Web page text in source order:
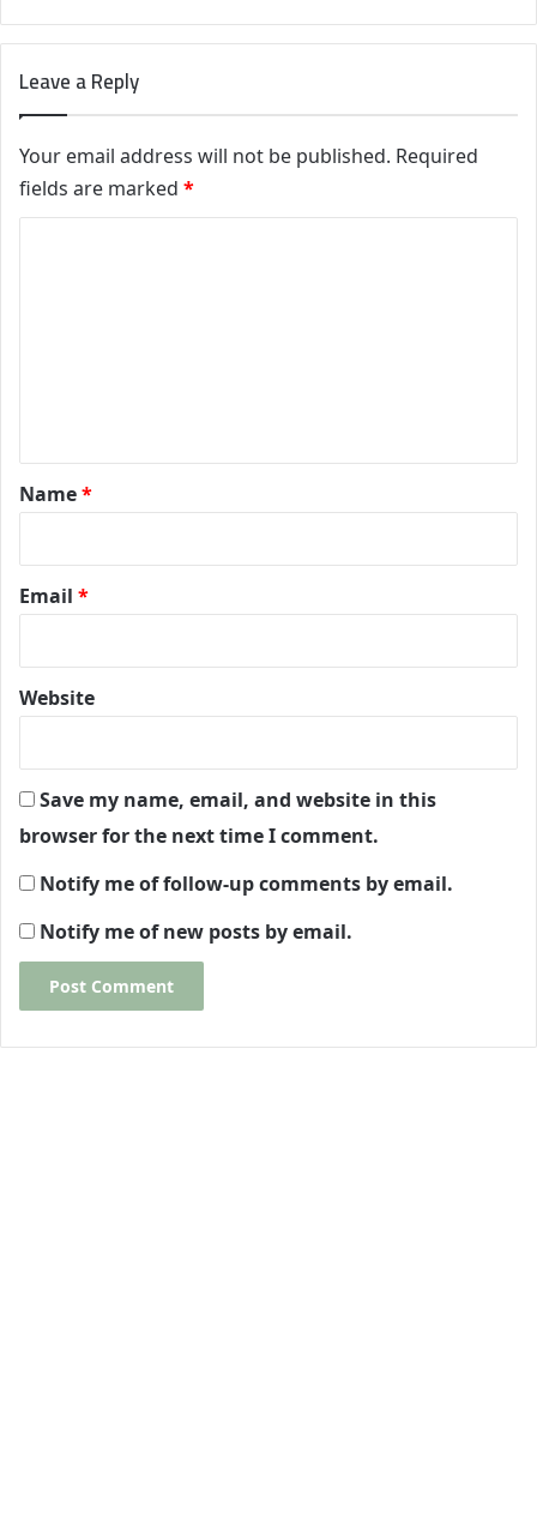
Leave a Reply
Your email address will not be published. Required
fields are marked *
*
Name*
Email *
Website
Save my name, email, and website in this
browser for the next time I comment.
Notify me of follow-up comments by email.
Notify me of new posts by email.